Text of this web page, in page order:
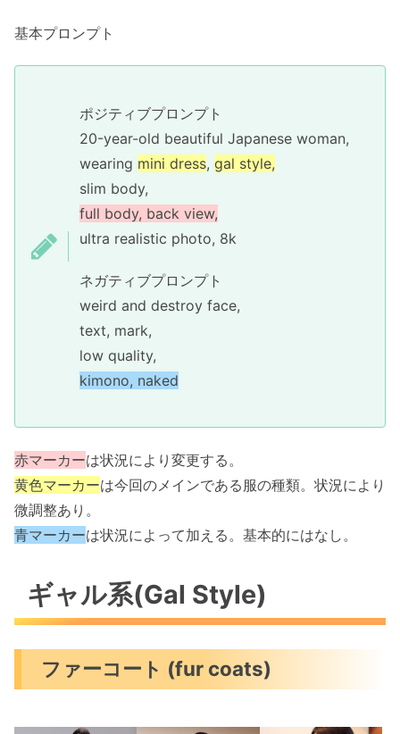
基本プロンプト
ポジティブプロンプト
20-year-old beautiful Japanese woman,
wearing mini dress, gal style,
slim body,
full body, back view,
ultra realistic photo, 8k
ネガティブプロンプト
weird and destroy face,
text, mark,
low quality,
kimono, naked
赤マーカーは状況により変更する。
黄色マーカーは今回のメインである服の種類。状況により
微調整あり。
青マーカーは状況によって加える。基本的にはなし。
ギャル系(Gal Style)
ファーコート (fur coats)